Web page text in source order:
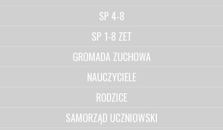
SP 4-8
SP 1-8 ZET
GROMADA ZUCHOWA
NAUCZYCIELE
RODZICE
SAMORZĄD UCZNIOWSKI